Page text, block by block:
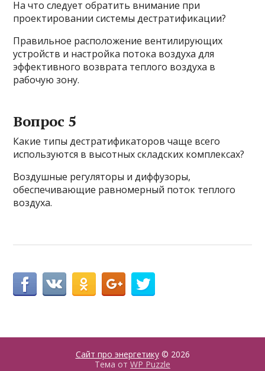
На что следует обратить внимание при
проектировании системы дестратификации?
Правильное расположение вентилирующих
устройств и настройка потока воздуха для
эффективного возврата теплого воздуха в
рабочую зону.
Вопрос 5
Какие типы дестратификаторов чаще всего
используются в высотных складских комплексах?
Воздушные регуляторы и диффузоры,
обеспечивающие равномерный поток теплого
воздуха.
Сайт про энергетику© 2026
Тема от WP Puzzle